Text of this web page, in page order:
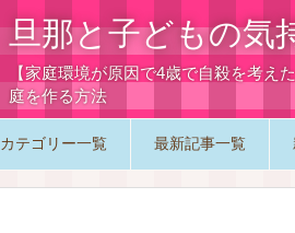
旦那と子どもの気
【家庭環境が原因で4歳で自殺を考
庭を作る方法
カテゴリー一覧 最新記事一覧